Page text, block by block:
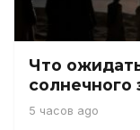
Что
солнечного
5 часов ago